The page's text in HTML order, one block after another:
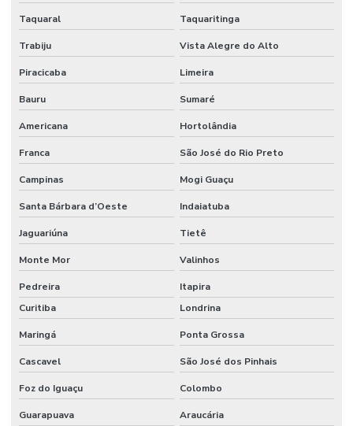
Taquaral Taquaritinga
Trabiju Vista Alegre do Alto
Piracicaba Limeira
Bauru Sumaré
Americana Hortolândia
Franca São José do Rio Preto
Campinas Mogi Guaçu
Santa Bárbara d’Oeste Indaiatuba
Jaguariúna Tietê
Monte Mor Valinhos
Pedreira
Itapira
Curitiba
Londrina
Maringá Ponta Grossa
Cascavel São José dos Pinhais
Foz do Iguaçu Colombo
Guarapuava Araucária